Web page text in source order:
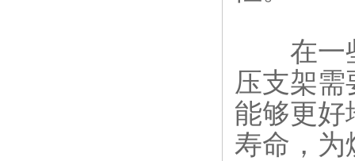
在一些
压支架
能够更好
寿命，为